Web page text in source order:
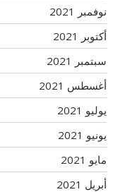
نوفمبر 2021
أكتوبر 2021
سبتمبر 2021
أغسطس 2021
يوليو 2021
يونيو 2021
مايو 2021
أبريل 2021